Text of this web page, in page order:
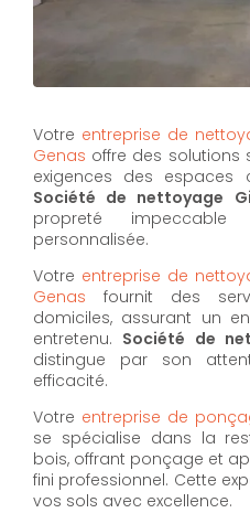
Votre entreprise de
Genas offre des solutions
exigences des espaces
Société de nettoyage
propreté
personnalisée.
Votre entreprise de
Genas fournit des
domiciles, assurant un
entretenu. Société de
distingue par son
efficacité.
Votre entreprise de
se spécialise dans la
bois, offrant ponçage et
fini professionnel. Cette
vos sols avec excellence.